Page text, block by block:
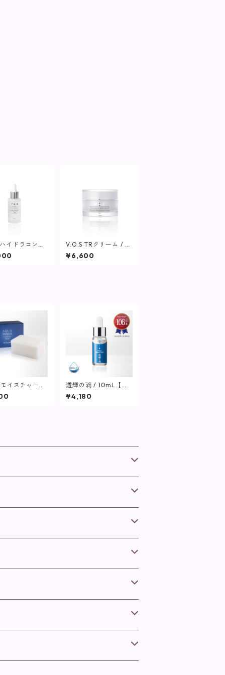
イドラコンプ
バイアル / 3
】
V.O.S TRクリーム / 5
0g【SPICARE】
¥6,600
イスチャーソ
【洗顔】
透輝の滴 / 10mL【美
容液】
¥4,180